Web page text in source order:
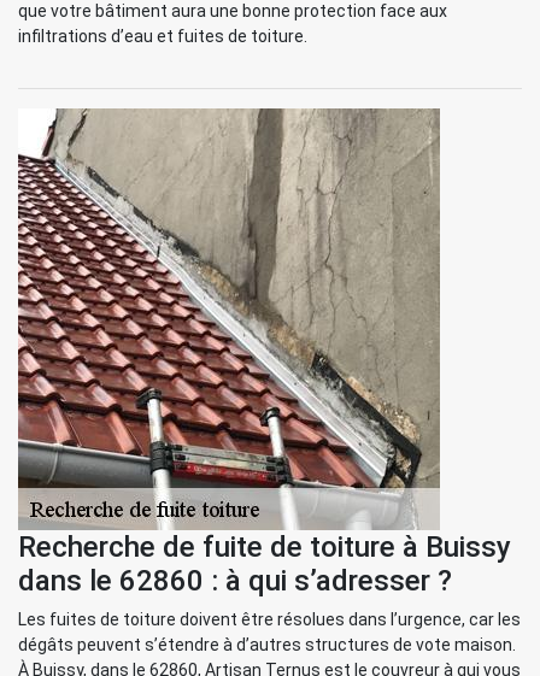
que votre bâtiment aura une bonne protection face aux
infiltrations d’eau et fuites de toiture.
Recherche de fuite de toiture à Buissy
dans le 62860 : à qui s’adresser ?
Les fuites de toiture doivent être résolues dans l’urgence, car les
dégâts peuvent s’étendre à d’autres structures de vote maison.
À Buissy, dans le 62860, Artisan Ternus est le couvreur à qui vous